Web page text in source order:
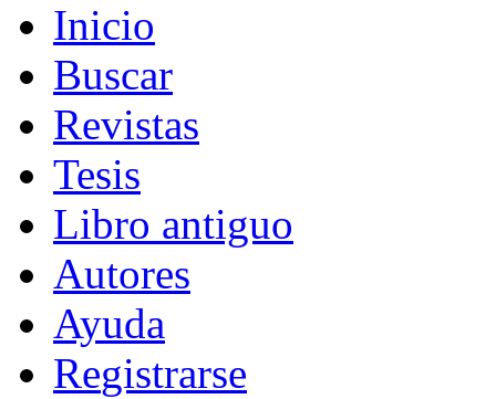
Inicio
Buscar
Revistas
Tesis
Libro antiguo
Autores
Ayuda
Registrarse